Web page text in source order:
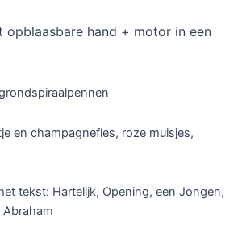
opblaasbare hand + motor in een
en champagnefles, roze muisjes,
tekst: Hartelijk, Opening, een Jongen,
Abraham